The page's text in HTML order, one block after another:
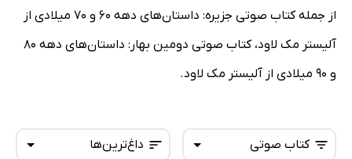
از جمله کتاب صوتی جزیره: داستان‌های دهه 60 و 70 میلادی از
آلیستر مک لاود، کتاب صوتی دومین بهار: داستان‌های دهه 80
و 90 میلادی از آلیستر مک لاود.
داغ‌ترین‌ها کتاب صوتی